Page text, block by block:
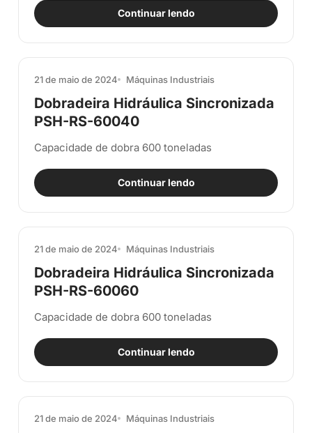
Continuar lendo
21 de maio de 2024 Máquinas Industriais
Dobradeira Hidráulica Sincronizada
PSH-RS-60040
Capacidade de dobra 600 toneladas
Continuar lendo
21 de maio de 2024 Máquinas Industriais
Dobradeira Hidráulica Sincronizada
PSH-RS-60060
Capacidade de dobra 600 toneladas
Continuar lendo
21 de maio de 2024 Máquinas Industriais